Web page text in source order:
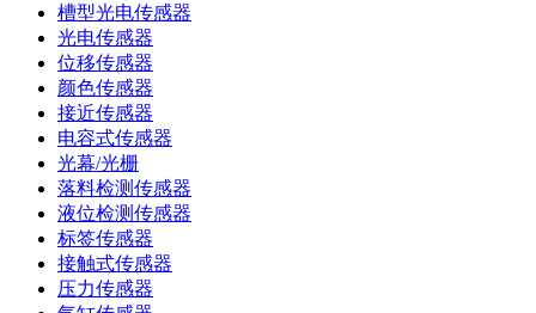
槽型光电传感器
光电传感器
位移传感器
颜色传感器
接近传感器
电容式传感器
光幕/光栅
落料检测传感器
液位检测传感器
标签传感器
接触式传感器
压力传感器